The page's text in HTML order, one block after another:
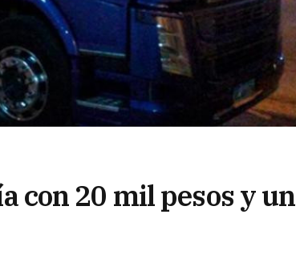
con 20 mil pesos y un